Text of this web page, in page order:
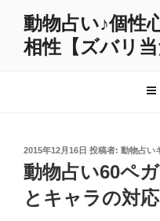
動物占い♪個性
相性【ズバリ当
投
稿
日:
2015年12月16日 投稿者: 動物占い
動物占い60ペ
とキャラの対応